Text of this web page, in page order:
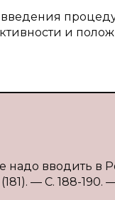
введения
и
вводить в
— С. 188-190.